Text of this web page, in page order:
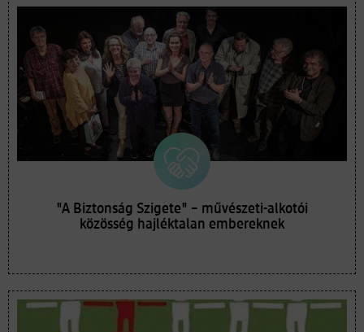
"A Biztonság Szigete" – művészeti-alkotói
közösség hajléktalan embereknek